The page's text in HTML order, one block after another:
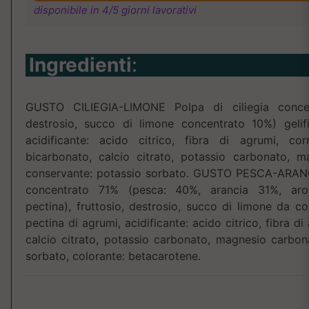
disponibile in 4/5 giorni lavorativi
Ingredienti:
GUSTO CILIEGIA-LIMONE Polpa di ciliegia
destrosio, succo di limone concentrato 10%)
acidificante: acido citrico, fibra di agrumi,
bicarbonato, calcio citrato, potassio carbonato,
conservante: potassio sorbato. GUSTO PESCA-
concentrato 71% (pesca: 40%, arancia 31%,
pectina), fruttosio, destrosio, succo di limone da
pectina di agrumi, acidificante: acido citrico, fibra di
calcio citrato, potassio carbonato, magnesio
sorbato, colorante: betacarotene.